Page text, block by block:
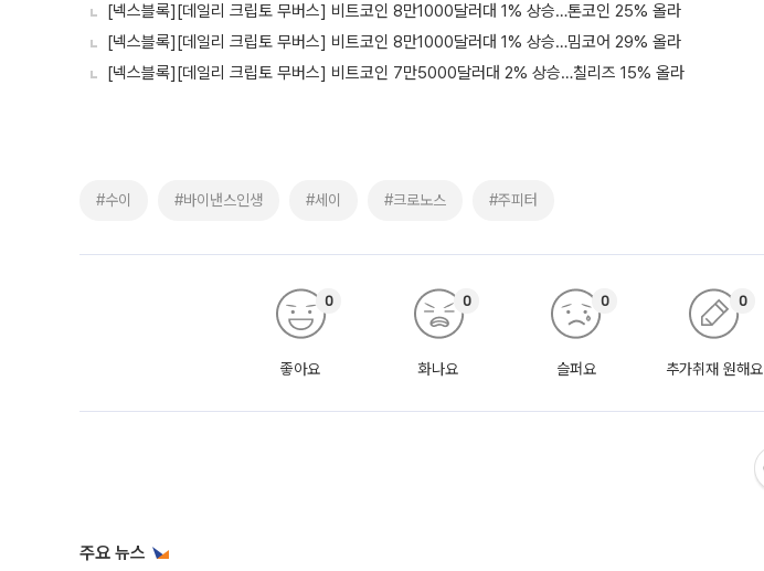
[넥스블록][데일리 크립토 무버스] 비트코인 8만1000달러대 1% 상승…톤코인 25% 올라
[넥스블록][데일리 크립토 무버스] 비트코인 8만1000달러대 1% 상승…밈코어 29% 올라
[넥스블록][데일리 크립토 무버스] 비트코인 7만5000달러대 2% 상승…칠리즈 15% 올라
#수이 #바이낸스인생 #세이 #크로노스 #주피터
좋아요
0
화나요
0
슬퍼요
0
추가취재 원해요
0
주요 뉴스